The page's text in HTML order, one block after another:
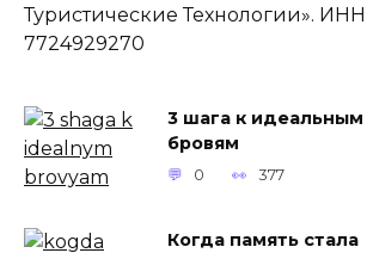
Туристические Технологии». ИНН
7724929270
3 шага к идеальным
бровям
0 377
Когда память стала